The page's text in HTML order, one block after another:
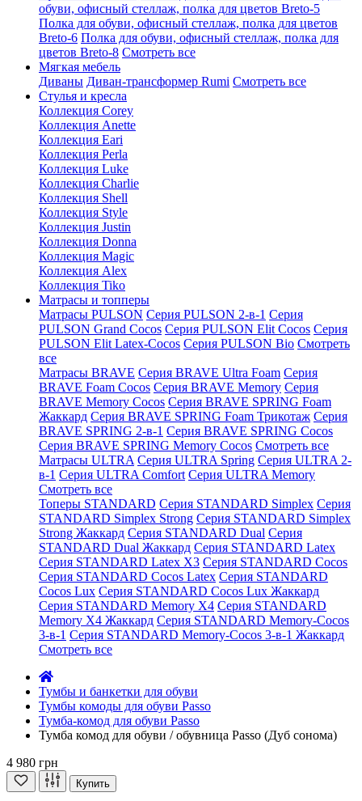
обуви, офисный стеллаж, полка для цветов Breto-5
Полка для обуви, офисный стеллаж, полка для цветов
Breto-6 Полка для обуви, офисный стеллаж, полка для
цветов Breto-8 Смотреть все
Мягкая мебель
Диваны Диван-трансформер Rumi Смотреть все
Стулья и кресла
Коллекция Corey
Коллекция Anette
Коллекция Eari
Коллекция Perla
Коллекция Luke
Коллекция Charlie
Коллекция Shell
Коллекция Style
Коллекция Justin
Коллекция Donna
Коллекция Magic
Коллекция Alex
Коллекция Tiko
Матрасы и топперы
Матрасы PULSON Серия PULSON 2-в-1 Серия
PULSON Grand Cocos Серия PULSON Elit Cocos Серия
PULSON Elit Latex-Cocos Серия PULSON Bio Смотреть
все
Матрасы BRAVE Серия BRAVE Ultra Foam Серия
BRAVE Foam Cocos Серия BRAVE Memory Серия
BRAVE Memory Cocos Серия BRAVE SPRING Foam
Жаккард Серия BRAVE SPRING Foam Трикотаж Серия
BRAVE SPRING 2-в-1 Серия BRAVE SPRING Cocos
Серия BRAVE SPRING Memory Cocos Смотреть все
Матрасы ULTRA Серия ULTRA Spring Серия ULTRA 2-
в-1 Серия ULTRA Comfort Серия ULTRA Memory
Смотреть все
Топеры STANDARD Серия STANDARD Simplex Серия
STANDARD Simplex Strong Серия STANDARD Simplex
Strong Жаккард Серия STANDARD Dual Серия
STANDARD Dual Жаккард Серия STANDARD Latex
Серия STANDARD Latex X3 Серия STANDARD Cocos
Серия STANDARD Cocos Latex Серия STANDARD
Cocos Lux Серия STANDARD Cocos Lux Жаккард
Серия STANDARD Memory X4 Серия STANDARD
Memory X4 Жаккард Серия STANDARD Memory-Cocos
3-в-1 Серия STANDARD Memory-Cocos 3-в-1 Жаккард
Смотреть все
Тумбы и банкетки для обуви
Тумбы комоды для обуви Passo
Тумба-комод для обуви Passo
Тумба комод для обуви / обувница Passo (Дуб сонома)
4 980 грн
Купить